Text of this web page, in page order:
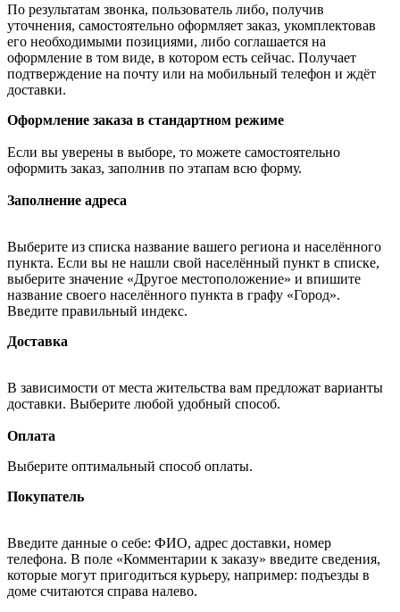
По результатам звонка, пользователь либо, получив
уточнения, самостоятельно оформляет заказ, укомплектовав
его необходимыми позициями, либо соглашается на
оформление в том виде, в котором есть сейчас. Получает
подтверждение на почту или на мобильный телефон и ждёт
доставки.
Оформление заказа в стандартном режиме
Если вы уверены в выборе, то можете самостоятельно
оформить заказ, заполнив по этапам всю форму.
Заполнение адреса
Выберите из списка название вашего региона и населённого
пункта. Если вы не нашли свой населённый пункт в списке,
выберите значение «Другое местоположение» и впишите
название своего населённого пункта в графу «Город».
Введите правильный индекс.
Доставка
В зависимости от места жительства вам предложат варианты
доставки. Выберите любой удобный способ.
Оплата
Выберите оптимальный способ оплаты.
Покупатель
Введите данные о себе: ФИО, адрес доставки, номер
телефона. В поле «Комментарии к заказу» введите сведения,
которые могут пригодиться курьеру, например: подъезды в
доме считаются справа налево.